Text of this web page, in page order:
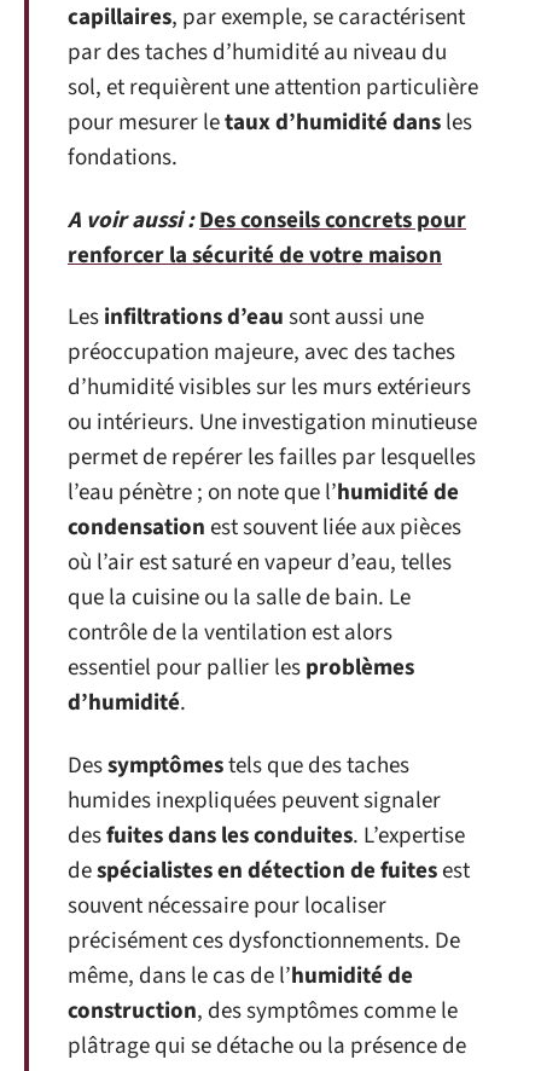
capillaires, par exemple, se caractérisent
par des taches d’humidité au niveau du
sol, et requièrent une attention particulière
pour mesurer letaux d’humidité dansles
fondations.
A voir aussi :Des conseils concrets pour
renforcer la sécurité de votre maison
Lesinfiltrations d’eausont aussi une
préoccupation majeure, avec des taches
d’humidité visibles sur les murs extérieurs
ou intérieurs. Une investigation minutieuse
permet de repérer les failles par lesquelles
l’eau pénètre ; on note que l’humidité de
condensationest souvent liée aux pièces
où l’air est saturé en vapeur d’eau, telles
que la cuisine ou la salle de bain. Le
contrôle de la ventilation est alors
essentiel pour pallier lesproblèmes
d’humidité.
Dessymptômestels que des taches
humides inexpliquées peuvent signaler
desfuites dans les conduites. L’expertise
despécialistes en détection de fuitesest
souvent nécessaire pour localiser
précisément ces dysfonctionnements. De
même, dans le cas de l’humidité de
construction, des symptômes comme le
plâtrage qui se détache ou la présence de